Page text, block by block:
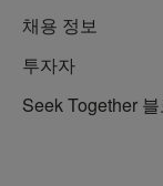
채용 정보
투자자
Seek Together